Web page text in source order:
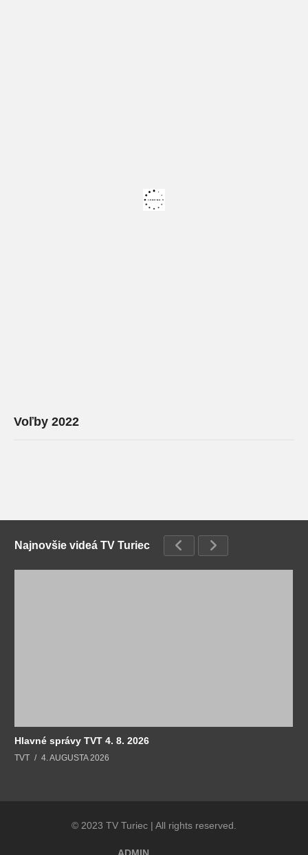
Voľby 2022
Najnovšie videá TV Turiec
Hlavné správy TVT 4. 8. 2026
TVT 4. AUGUSTA 2026
© 2023 TV Turiec | All rights reserved.